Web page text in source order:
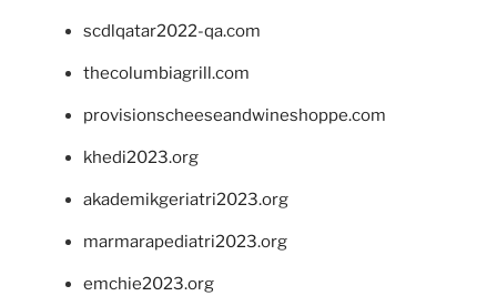
scdlqatar2022-qa.com
thecolumbiagrill.com
provisionscheeseandwineshoppe.com
khedi2023.org
akademikgeriatri2023.org
marmarapediatri2023.org
emchie2023.org